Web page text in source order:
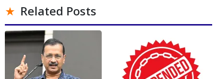
Related Posts